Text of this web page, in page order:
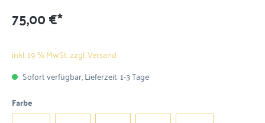
75,00 €*
inkl. 19 % MwSt. zzgl. Versand
Sofort verfügbar, Lieferzeit: 1-3 Tage
Farbe